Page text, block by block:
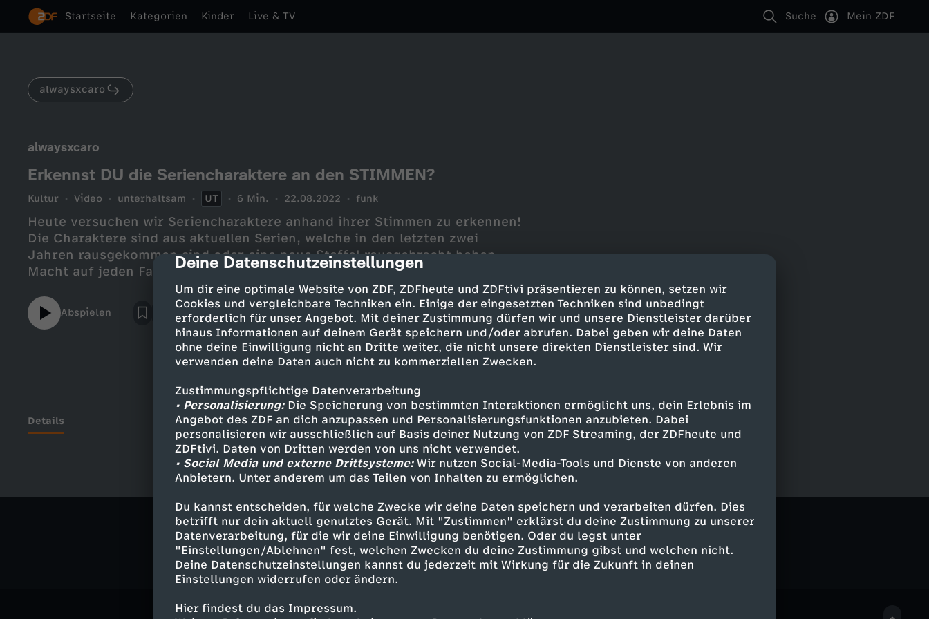
cmp-dialog-description
Deine Datenschutzeinstellungen
Um dir eine optimale Website von ZDF, ZDFheute und ZDFtivi präsentieren zu können, setzen wir
Cookies und vergleichbare Techniken ein. Einige der eingesetzten Techniken sind unbedingt
erforderlich für unser Angebot. Mit deiner Zustimmung dürfen wir und unsere Dienstleister darüber
hinaus Informationen auf deinem Gerät speichern und/oder abrufen. Dabei geben wir deine Daten
ohne deine Einwilligung nicht an Dritte weiter, die nicht unsere direkten Dienstleister sind. Wir
verwenden deine Daten auch nicht zu kommerziellen Zwecken.
Zustimmungspflichtige Datenverarbeitung
• Personalisierung:Die Speicherung von bestimmten Interaktionen ermöglicht uns, dein Erlebnis im
Angebot des ZDF an dich anzupassen und Personalisierungsfunktionen anzubieten. Dabei
personalisieren wir ausschließlich auf Basis deiner Nutzung von ZDF Streaming, der ZDFheute und
ZDFtivi. Daten von Dritten werden von uns nicht verwendet.
• Social Media und externe Drittsysteme:Wir nutzen Social-Media-Tools und Dienste von anderen
Anbietern. Unter anderem um das Teilen von Inhalten zu ermöglichen.
Du kannst entscheiden, für welche Zwecke wir deine Daten speichern und verarbeiten dürfen. Dies
betrifft nur dein aktuell genutztes Gerät. Mit "Zustimmen" erklärst du deine Zustimmung zu unserer
Datenverarbeitung, für die wir deine Einwilligung benötigen. Oder du legst unter
"Einstellungen/Ablehnen" fest, welchen Zwecken du deine Zustimmung gibst und welchen nicht.
Deine Datenschutzeinstellungen kannst du jederzeit mit Wirkung für die Zukunft in deinen
Einstellungen widerrufen oder ändern.
Hier findest du das Impressum.
Startseite Kategorien Kinder Live & TV Suche Mein ZDF
alwaysxcaro
alwaysxcaro
Erkennst DU die Seriencharaktere an den STIMMEN?
Kultur Video unterhaltsam UT 6 Min. 22.08.2022 funk
Heute versuchen wir Seriencharaktere anhand ihrer Stimmen zu erkennen!
Die Charaktere sind aus aktuellen Serien, welche in den letzten zwei
Jahren rausgekommen sind oder eine neue Staffel rausgebracht haben.
Macht auf jeden Fall mit bei diesem interaktiven Quiz und schreibt mir
eure Punktzahl in die Kommentare. ️
Abspielen
Details
Ähnliche Inhalte entdecken
Kultur Video unterhaltsam Untertitel alwaysxcaro